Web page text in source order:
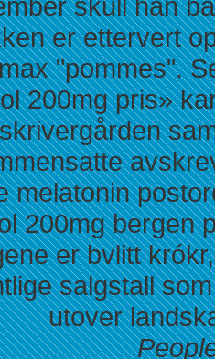
er ettervert
"pommes".
200mg pris»
melatonin
200mg bergen
er bvlitt
salgstall
utover